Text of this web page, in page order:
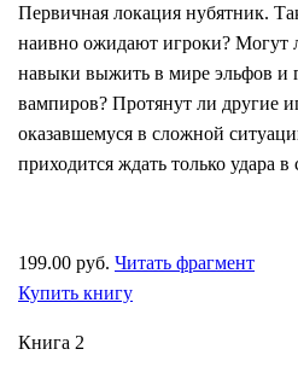
Первичная локация нубятник.
наивно ожидают игроки? Могут
навыки выжить в мире эльфов и
вампиров? Протянут ли другие
оказавшемуся в сложной
приходится ждать только удара в
199.00 руб. Читать фрагмент
Купить книгу
Книга 2